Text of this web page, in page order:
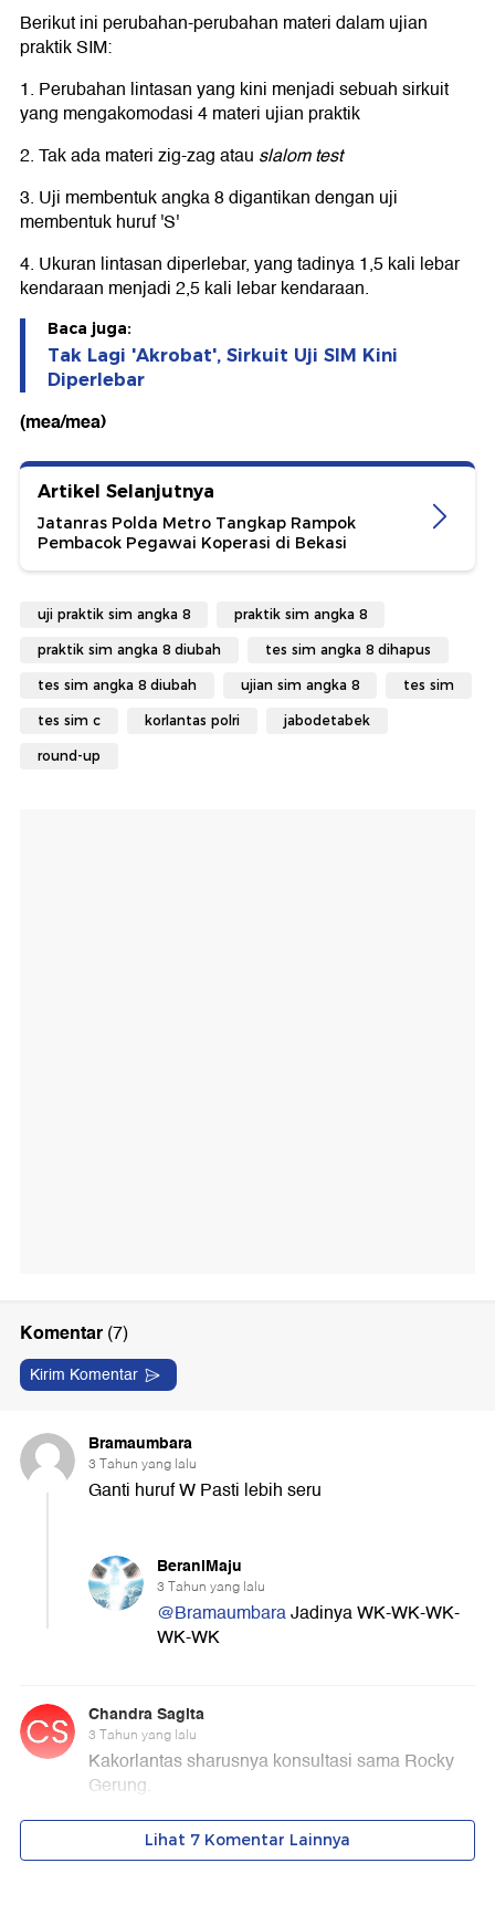
Berikut ini perubahan-perubahan materi dalam ujian
praktik SIM:
1. Perubahan lintasan yang kini menjadi sebuah sirkuit
yang mengakomodasi 4 materi ujian praktik
2. Tak ada materi zig-zag atau slalom test
3. Uji membentuk angka 8 digantikan dengan uji
membentuk huruf 'S'
4. Ukuran lintasan diperlebar, yang tadinya 1,5 kali lebar
kendaraan menjadi 2,5 kali lebar kendaraan.
Baca juga:
Tak Lagi 'Akrobat', Sirkuit Uji SIM Kini
Diperlebar
(mea/mea)
Artikel Selanjutnya
Jatanras Polda Metro Tangkap Rampok
Pembacok Pegawai Koperasi di Bekasi
uji praktik sim angka 8 praktik sim angka 8
praktik sim angka 8 diubah tes sim angka 8 dihapus
tes sim angka 8 diubah ujian sim angka 8 tes sim
tes sim c korlantas polri jabodetabek
round-up